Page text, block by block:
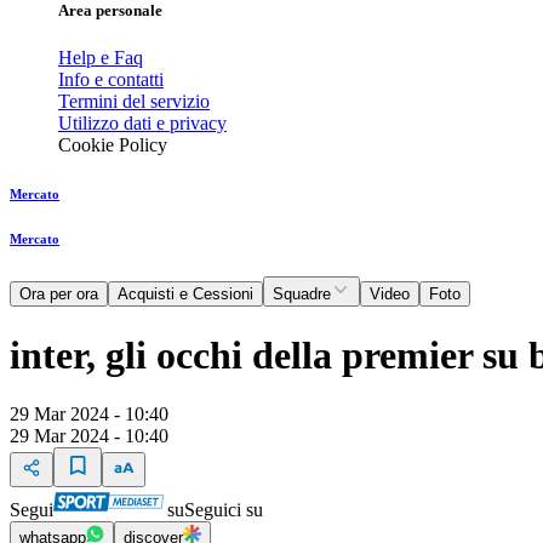
Area personale
Help e Faq
Info e contatti
Termini del servizio
Utilizzo dati e privacy
Cookie Policy
Mercato
Mercato
Ora per ora Acquisti e Cessioni Squadre Video Foto
inter, gli occhi della premier su
29 Mar 2024 - 10:40
29 Mar 2024 - 10:40
Segui suSeguici su
whatsapp discover